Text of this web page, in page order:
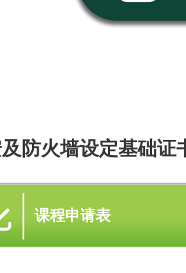
防火墙设定基础证
课程申请表